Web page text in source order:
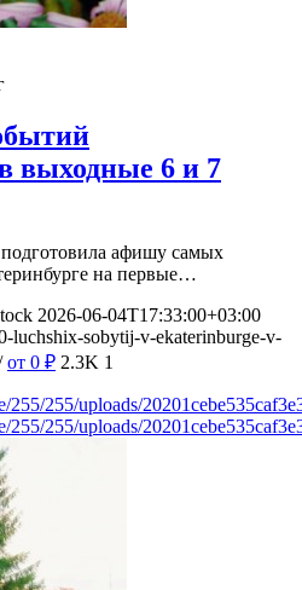
выходные 6 и 7
афишу самых
на первые…
2026-06-04T17:33:00+03:00
luchshix-sobytij-v-ekaterinburge-v-
от 0 ₽ 2.3K 1
255/255/uploads/
255/255/uploads/